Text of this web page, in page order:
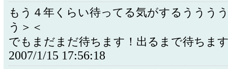
もう４年くらい待ってる気がするううう
う＞＜
でもまだまだ待ちます！出るまで待ちま
2007/1/15 17:56:18